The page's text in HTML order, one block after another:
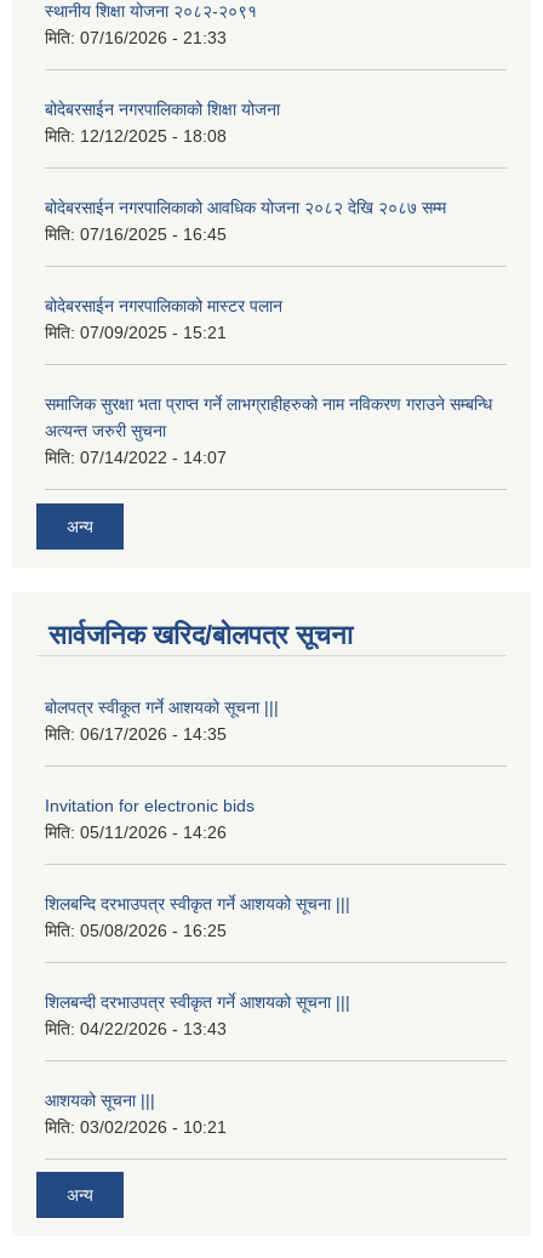
स्थानीय शिक्षा योजना २०८२-२०९१
मिति: 07/16/2026 - 21:33
बोदेबरसाईन नगरपालिकाको शिक्षा योजना
मिति: 12/12/2025 - 18:08
बोदेबरसाईन नगरपालिकाको आवधिक योजना २०८२ देखि २०८७ सम्म
मिति: 07/16/2025 - 16:45
बोदेबरसाईन नगरपालिकाको मास्टर पलान
मिति: 07/09/2025 - 15:21
समाजिक सुरक्षा भता प्राप्त गर्ने लाभग्राहीहरुको नाम नविकरण गराउने सम्बन्धि
अत्यन्त जरुरी सुचना
मिति: 07/14/2022 - 14:07
अन्य
सार्वजनिक खरिद/बोलपत्र सूचना
बोलपत्र स्वीकूत गर्ने आशयको सूचना |||
मिति: 06/17/2026 - 14:35
Invitation for electronic bids
मिति: 05/11/2026 - 14:26
शिलबन्दि दरभाउपत्र स्वीकृत गर्ने आशयको सूचना |||
मिति: 05/08/2026 - 16:25
शिलबन्दी दरभाउपत्र स्वीकृत गर्ने आशयको सूचना |||
मिति: 04/22/2026 - 13:43
आशयको सूचना |||
मिति: 03/02/2026 - 10:21
अन्य